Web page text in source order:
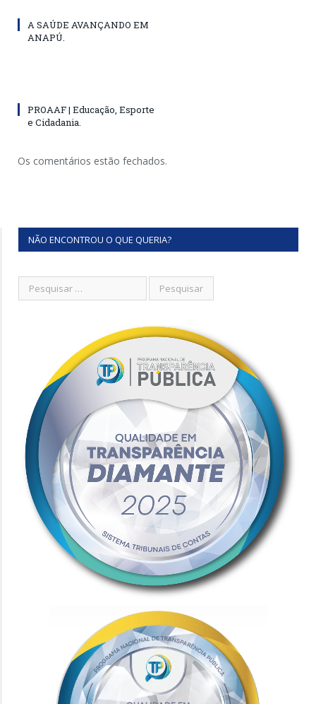
A SAÚDE AVANÇANDO EM
ANAPÚ.
PROAAF | Educação, Esporte
e Cidadania.
Os comentários estão fechados.
NÃO ENCONTROU O QUE QUERIA?